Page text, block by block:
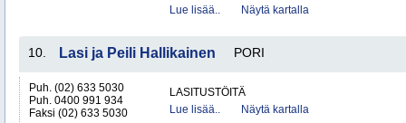
Lue lisää..
Näytä kartalla
10. Lasi ja Peili Hallikainen PORI
Puh. (02) 633 5030
Puh. 0400 991 934
Faksi (02) 633 5030
LASITUSTÖITÄ
Lue lisää..
Näytä kartalla